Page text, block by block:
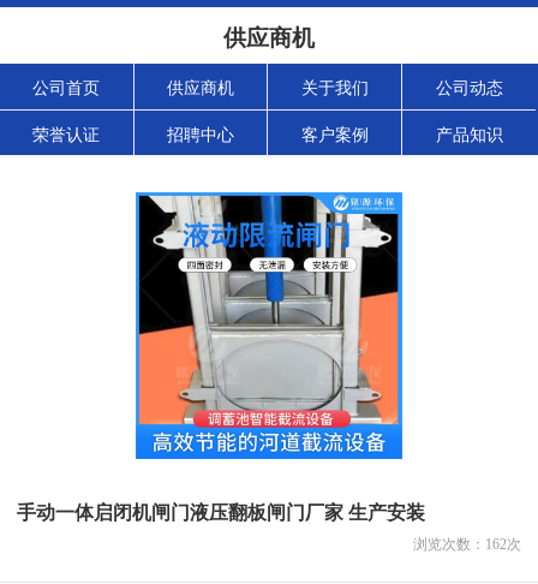
供应商机
公司首页 供应商机 关于我们 公司动态
荣誉认证 招聘中心 客户案例 产品知识
手动一体启闭机闸门液压翻板闸门厂家 生产安装
浏览次数： 162次